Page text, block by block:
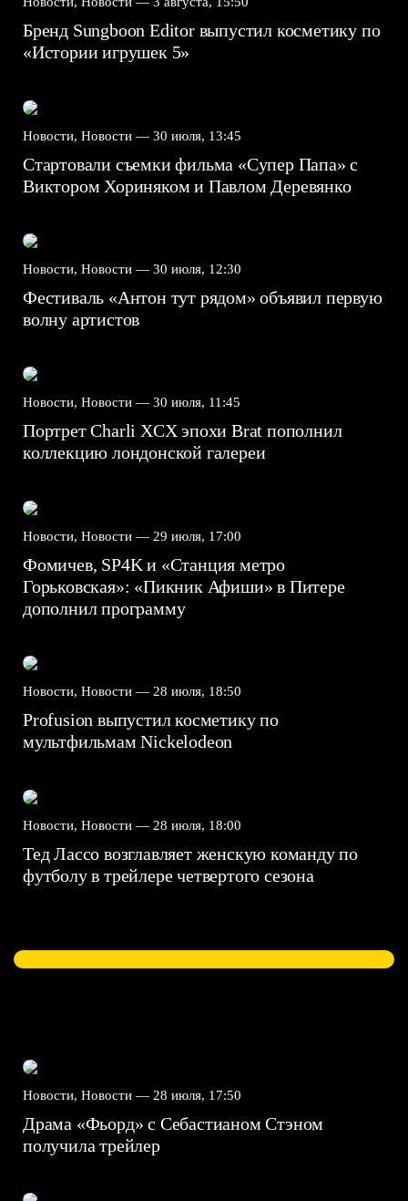
Бренд Sungboon Editor выпустил косметику по
«Истории игрушек 5»
Новости, Новости — 30 июля, 13:45
Стартовали съемки фильма «Супер Папа» с
Виктором Хориняком и Павлом Деревянко
Новости, Новости — 30 июля, 12:30
Фестиваль «Антон тут рядом» объявил первую
волну артистов
Новости, Новости — 30 июля, 11:45
Портрет Charli XCX эпохи Brat пополнил
коллекцию лондонской галереи
Новости, Новости — 29 июля, 17:00
Фомичев, SP4K и «Станция метро
Горьковская»: «Пикник Афиши» в Питере
дополнил программу
Новости, Новости — 28 июля, 18:50
Profusion выпустил косметику по
мультфильмам Nickelodeon
Новости, Новости — 28 июля, 18:00
Тед Лассо возглавляет женскую команду по
футболу в трейлере четвертого сезона
Новости, Новости — 28 июля, 17:50
Драма «Фьорд» с Себастианом Стэном
получила трейлер